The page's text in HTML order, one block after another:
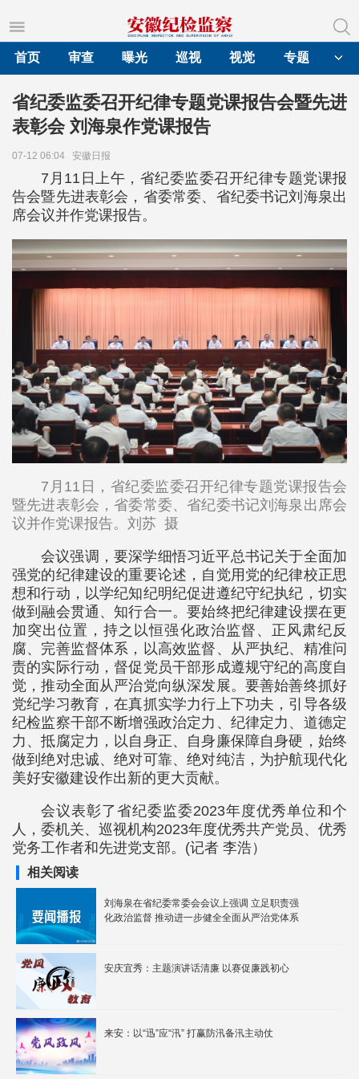
首页
审查 曝光 巡视 视觉 专题
省纪委监委召开纪律专题党课报告会暨先进
表彰会 刘海泉作党课报告
07-12 06:04 安徽日报
7月11日上午，省纪委监委召开纪律专题党课报
告会暨先进表彰会，省委常委、省纪委书记刘海泉出
席会议并作党课报告。
7月11日，省纪委监委召开纪律专题党课报告会
暨先进表彰会，省委常委、省纪委书记刘海泉出席会
议并作党课报告。刘苏 摄
会议强调，要深学细悟习近平总书记关于全面加
强党的纪律建设的重要论述，自觉用党的纪律校正思
想和行动，以学纪知纪明纪促进遵纪守纪执纪，切实
做到融会贯通、知行合一。要始终把纪律建设摆在更
加突出位置，持之以恒强化政治监督、正风肃纪反
腐、完善监督体系，以高效监督、从严执纪、精准问
责的实际行动，督促党员干部形成遵规守纪的高度自
觉，推动全面从严治党向纵深发展。要善始善终抓好
党纪学习教育，在真抓实学力行上下功夫，引导各级
纪检监察干部不断增强政治定力、纪律定力、道德定
力、抵腐定力，以自身正、自身廉保障自身硬，始终
做到绝对忠诚、绝对可靠、绝对纯洁，为护航现代化
美好安徽建设作出新的更大贡献。
会议表彰了省纪委监委2023年度优秀单位和个
人，委机关、巡视机构2023年度优秀共产党员、优秀
党务工作者和先进党支部。(记者 李浩）
相关阅读
刘海泉在省纪委常委会会议上强调 立足职责强
化政治监督 推动进一步健全全面从严治党体系
安庆宜秀：主题演讲话清廉 以赛促廉践初心
来安：以“迅”应“汛” 打赢防汛备汛主动仗